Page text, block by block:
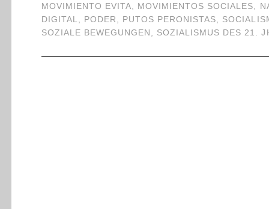
MOVIMIENTO EVITA, MOVIMIENTOS SOCIALES,
DIGITAL, PODER , PUTOS PERONISTAS,
SOZIALE BEWEGUNGEN , SOZIALISMUS DES 21.